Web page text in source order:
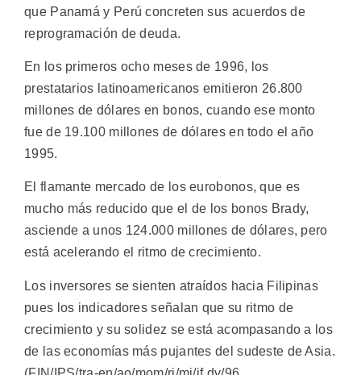
que Panamá y Perú concreten sus acuerdos de
reprogramación de deuda.
En los primeros ocho meses de 1996, los
prestatarios latinoamericanos emitieron 26.800
millones de dólares en bonos, cuando ese monto
fue de 19.100 millones de dólares en todo el año
1995.
El flamante mercado de los eurobonos, que es
mucho más reducido que el de los bonos Brady,
asciende a unos 124.000 millones de dólares, pero
está acelerando el ritmo de crecimiento.
Los inversores se sienten atraídos hacia Filipinas
pues los indicadores señalan que su ritmo de
crecimiento y su solidez se está acompasando a los
de las economías más pujantes del sudeste de Asia.